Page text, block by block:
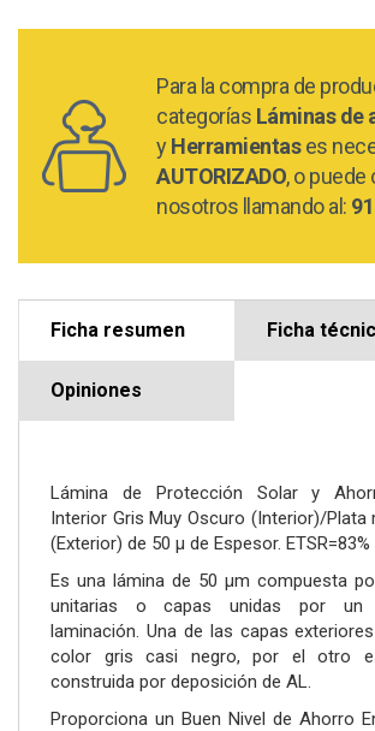
Para la compra de
categorías Láminas de
y Herramientases
AUTORIZADO, o
nosotros llamando al:
Ficha resumen Ficha
Opiniones
Lámina de Protección Solar y
Interior Gris Muy Oscuro (Interior)/Plata
(Exterior) de 50 µ de Espesor. ETSR=83%
Es una lámina de 50 µm compuesta
unitarias o capas unidas por un
laminación. Una de las capas
color gris casi negro, por el otro
construida por deposición de AL.
Proporciona un Buen Nivel de Ahorro